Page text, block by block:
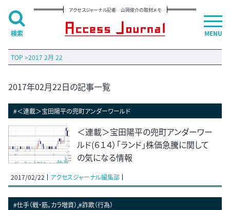
アクセスジャーナル記者 山岡俊介の取材メモ
TOP >2017 2月 22
2017年02月22日の記事一覧
#＜連載＞宝田陽平の兜町アンダーワールド
＜連載＞宝田陽平の兜町アンダーワー
ルド(６１４）「ランド」株価急騰に関して
の気になる情報
2017/02/22 アクセスジャーナル編集部
#仕手（戦・筋。カラ増資）,#詐欺（行為）
MENU
検索